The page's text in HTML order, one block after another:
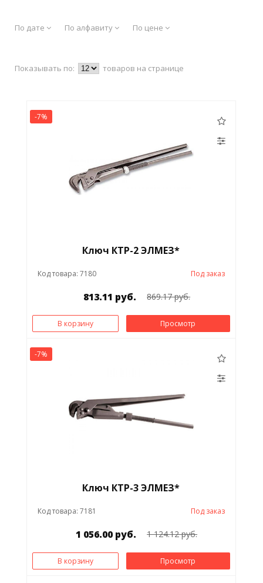
По дате По алфавиту По цене
Показывать по: товаров на странице
-7%
Ключ КТР-2 ЭЛМЕЗ*
Код товара: 7180 Под заказ
813.11 руб. 869.17 руб.
В корзину Просмотр
-7%
Ключ КТР-3 ЭЛМЕЗ*
Код товара: 7181 Под заказ
1 056.00 руб. 1 124.12 руб.
В корзину Просмотр